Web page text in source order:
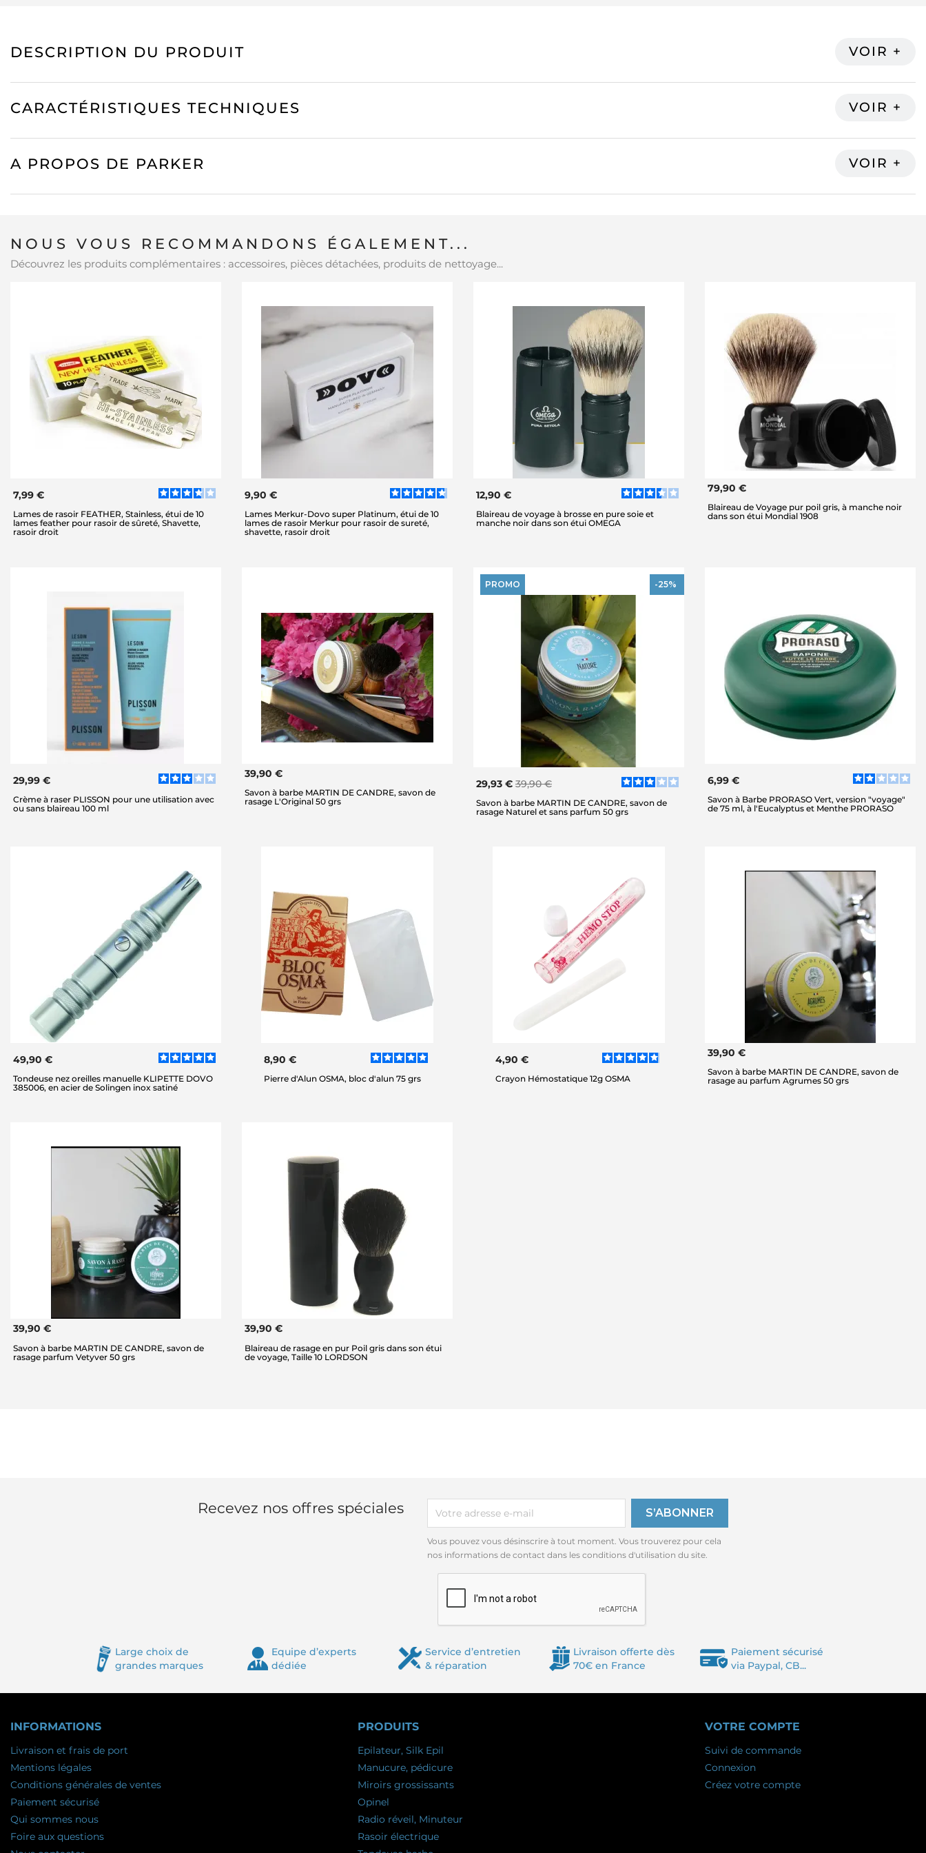
DESCRIPTION DU PRODUIT
CARACTÉRISTIQUES TECHNIQUES
A PROPOS DE PARKER
NOUS VOUS RECOMMANDONS ÉGALEMENT...
Découvrez les produits complémentaires : accessoires, pièces détachées, produits de nettoyage...
7,99 €
Lames de rasoir FEATHER, Stainless, étui de 10
lames feather pour rasoir de sûreté, Shavette,
rasoir droit
9,90 €
Lames Merkur-Dovo super Platinum, étui de 10
lames de rasoir Merkur pour rasoir de sureté,
shavette, rasoir droit
12,90 €
Blaireau de voyage à brosse en pure soie et
manche noir dans son étui OMEGA
79,90 €
Blaireau de Voyage pur poil gris, à manche noir
dans son étui Mondial 1908
29,99 €
Crème à raser PLISSON pour une utilisation avec
ou sans blaireau 100 ml
39,90 €
Savon à barbe MARTIN DE CANDRE, savon de
rasage L'Original 50 grs
PROMO -25%
29,93 € 39,90 €
Savon à barbe MARTIN DE CANDRE, savon de
rasage Naturel et sans parfum 50 grs
6,99 €
Savon à Barbe PRORASO Vert, version "voyage"
de 75 ml, à l'Eucalyptus et Menthe PRORASO
49,90 €
Tondeuse nez oreilles manuelle KLIPETTE DOVO
385006, en acier de Solingen inox satiné
8,90 €
Pierre d'Alun OSMA, bloc d'alun 75 grs
4,90 €
Crayon Hémostatique 12g OSMA
39,90 €
Savon à barbe MARTIN DE CANDRE, savon de
rasage au parfum Agrumes 50 grs
39,90 €
Savon à barbe MARTIN DE CANDRE, savon de
rasage parfum Vetyver 50 grs
39,90 €
Blaireau de rasage en pur Poil gris dans son étui
de voyage, Taille 10 LORDSON
Recevez nos offres spéciales
Vous pouvez vous désinscrire à tout moment. Vous trouverez pour cela
nos informations de contact dans les conditions d'utilisation du site.
Large choix de
grandes marques
Equipe d’experts
dédiée
Service d’entretien
& réparation
Livraison offerte dès
70€ en France
Paiement sécurisé
via Paypal, CB...
INFORMATIONS
Livraison et frais de port
Mentions légales
Conditions générales de ventes
Paiement sécurisé
Qui sommes nous
Foire aux questions
PRODUITS
Epilateur, Silk Epil
Manucure, pédicure
Miroirs grossissants
Opinel
Radio réveil, Minuteur
Rasoir électrique
VOTRE COMPTE
Suivi de commande
Connexion
Créez votre compte